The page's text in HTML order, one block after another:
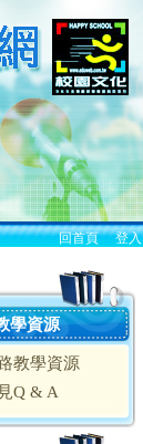
！ 回首頁、登入
學資源
教學資源
Q & A